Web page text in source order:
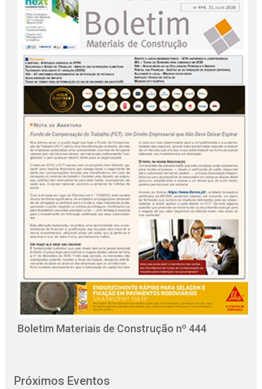
Boletim Materiais de Construção nº 444
Próximos Eventos